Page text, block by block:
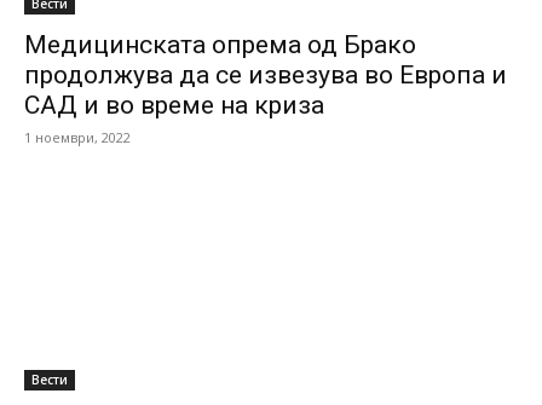
Вести
Медицинската опрема од Брако
продолжува да се извезува во Европа и
САД и во време на криза
1 ноември, 2022
Вести